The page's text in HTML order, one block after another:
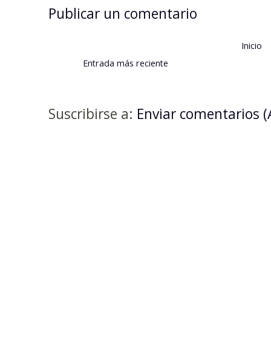
Publicar un comentario
Entrada más reciente
Inicio
Suscribirse a: Enviar comentarios